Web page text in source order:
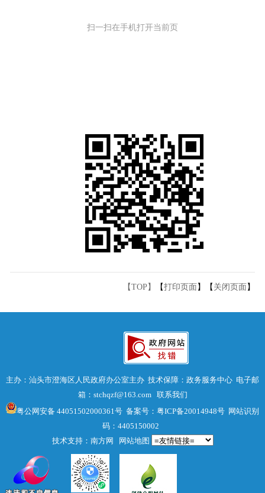
扫一扫在手机打开当前页
【TOP】 【打印页面 】【 关闭页面 】
主办：汕头市澄海区人民政府办公室主办 技术保障：政务服务中心 电子邮
箱：stchqzf@163.com 联系我们
粤公网安备 44051502000361号 备案号：粤ICP备20014948号 网站识别
码：4405150002
技术支持：南方网
网站地图